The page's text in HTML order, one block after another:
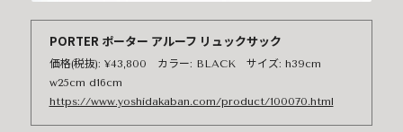
PORTER ポーター アルーフ リュックサック
価格(税抜): ¥43,800 カラー: BLACK サイズ: h39cm
w25cm d16cm
https://www.yoshidakaban.com/product/100070.html